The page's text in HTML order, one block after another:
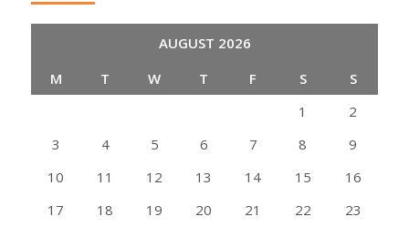
AUGUST 2026
M
T W T F S
S
1
2
3
4 5 6 7 8
9
10
11 12 13 14 15
16
17
18 19 20 21 22 23